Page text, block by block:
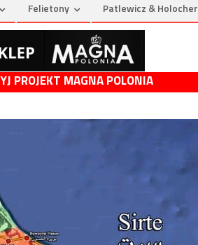
Felietony Patlewicz & Holocher
PROJEKT MAGNA POLONIA